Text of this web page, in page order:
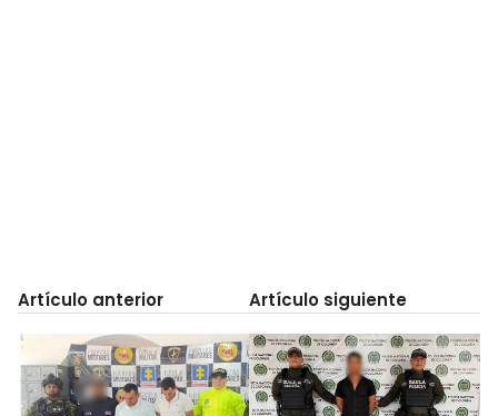
Artículo anterior Artículo siguiente